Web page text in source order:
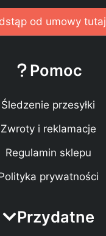
od umowy tutaj
Pomoc
Śledzenie przesyłki
Zwroty i reklamacje
Regulamin sklepu
prywatności
Przydatne